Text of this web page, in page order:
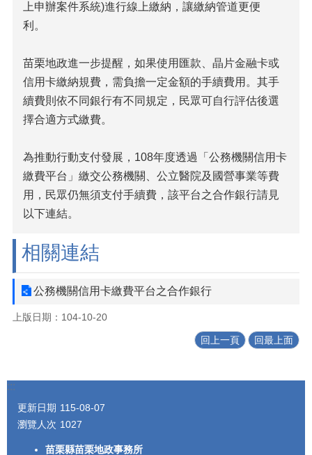
上申辦案件系統)進行線上繳納，讓繳納管道更便
利。
苗栗地政進一步提醒，如果使用匯款、晶片金融卡或
信用卡繳納規費，需負擔一定金額的手續費用。其手
續費則依不同銀行有不同規定，民眾可自行評估後選
擇合適方式繳費。
為推動行動支付發展，108年度透過「公務機關信用卡
繳費平台」繳交公務機關、公立醫院及國營事業等費
用，民眾仍無須支付手續費，該平台之合作銀行請見
以下連結。
相關連結
公務機關信用卡繳費平台之合作銀行
上版日期：104-10-20
回上一頁 回最上面
:::
更新日期 115-08-07
瀏覽人次 1027
苗栗縣苗栗地政事務所